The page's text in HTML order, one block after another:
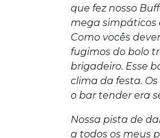
que fez nosso
mega simpáticos
Como vocês
fugimos do bolo
brigadeiro. Esse
clima da festa.
o bar tender era
Nossa pista de
a todos os meus